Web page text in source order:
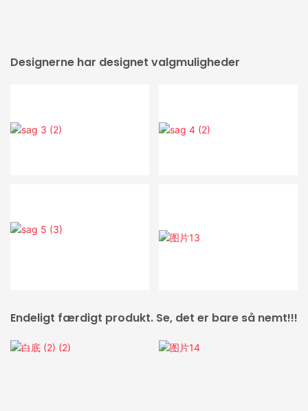
Designerne har designet valgmuligheder
Endeligt færdigt produkt. Se, det er bare så nemt!!!